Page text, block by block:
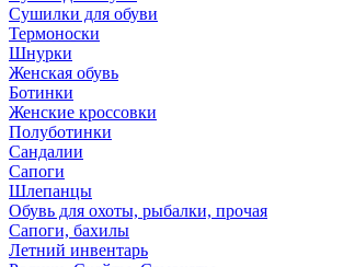
Сушилки для обуви
Термоноски
Шнурки
Женская обувь
Ботинки
Женские кроссовки
Полуботинки
Сандалии
Сапоги
Шлепанцы
Обувь для охоты, рыбалки, прочая
Сапоги, бахилы
Летний инвентарь